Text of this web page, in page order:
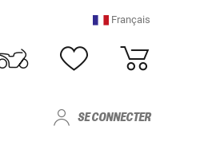
Français
SE CONNECTER